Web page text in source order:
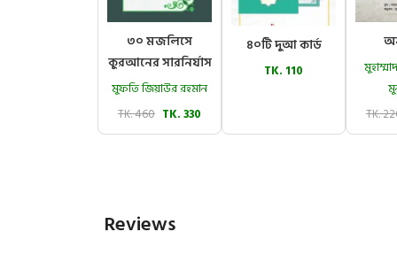
৩০ মজলিসে
কুরআনের সারনির্যাস
মুফতি জিয়াউর রহমান
TK. 460 TK. 330
৪০টি দুআ কার্ড
TK. 110
TK.
Reviews